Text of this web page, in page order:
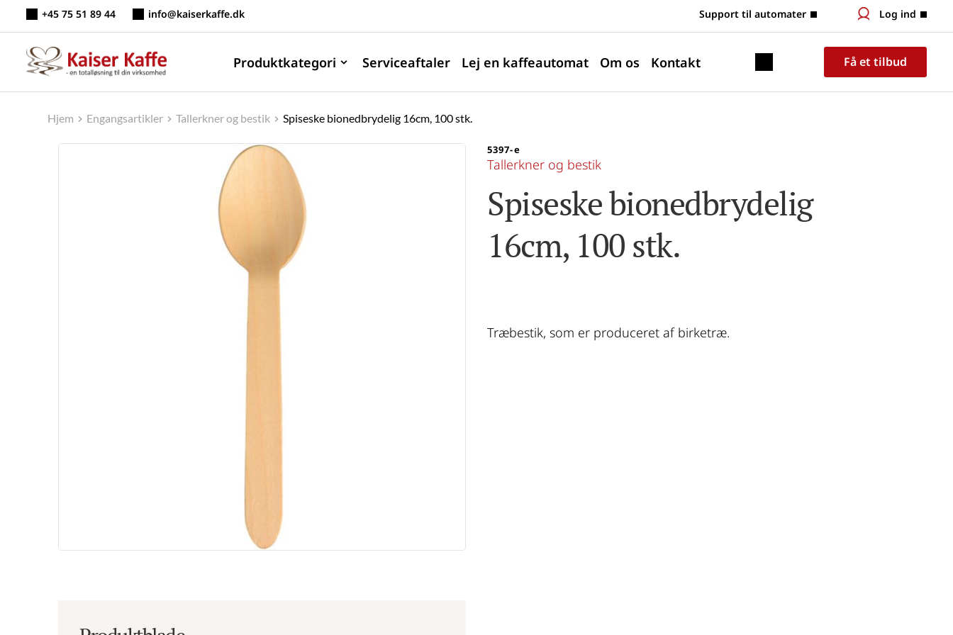
indhold
+45 75 51 89 44 info@kaiserkaffe.dk Support til automater Log ind
Produktkategori Serviceaftaler Lej en kaffeautomat Om os Kontakt Få et tilbud
Hjem Engangsartikler Tallerkner og bestik Spiseske bionedbrydelig 16cm, 100 stk.
5397-e
Tallerkner og bestik
Spiseske bionedbrydelig
16cm, 100 stk.
Træbestik, som er produceret af birketræ.